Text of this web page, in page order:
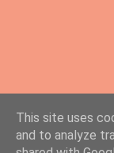
This site uses
and to analyze